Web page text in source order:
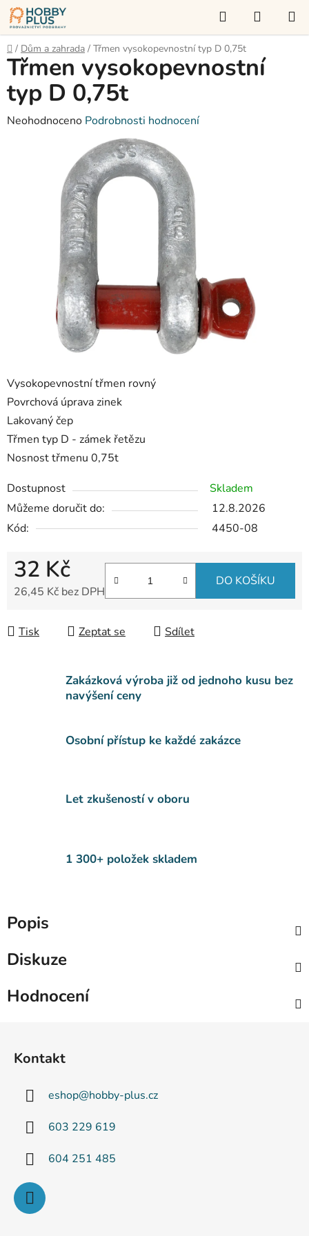
Přejít
na
obsah
Hledat
KOŠÍK
Domů
/ Dům a zahrada / Třmen vysokopevnostní typ D 0,75t
Vysokopevnostní třmen rovný
Povrchová úprava zinek
Lakovaný čep
Třmen typ D - zámek řetězu
Nosnost třmenu 0,75t
Dostupnost
Skladem
Můžeme doručit do:
12.8.2026
Kód:
4450-08
32 Kč
26,45 Kč bez DPH
DO KOŠÍKU
Tisk Zeptat se Sdílet
Třmen vysokopevnostní
typ D 0,75t
Průměrné
Neohodnoceno Podrobnosti hodnocení
Zakázková výroba již od jednoho kusu bez
navýšení ceny
Osobní přístup ke každé zakázce
Let zkušeností v oboru
1 300+ položek skladem
Popis
Diskuze
Hodnocení
Kontakt
eshop@hobby-plus.cz
603 229 619
604 251 485